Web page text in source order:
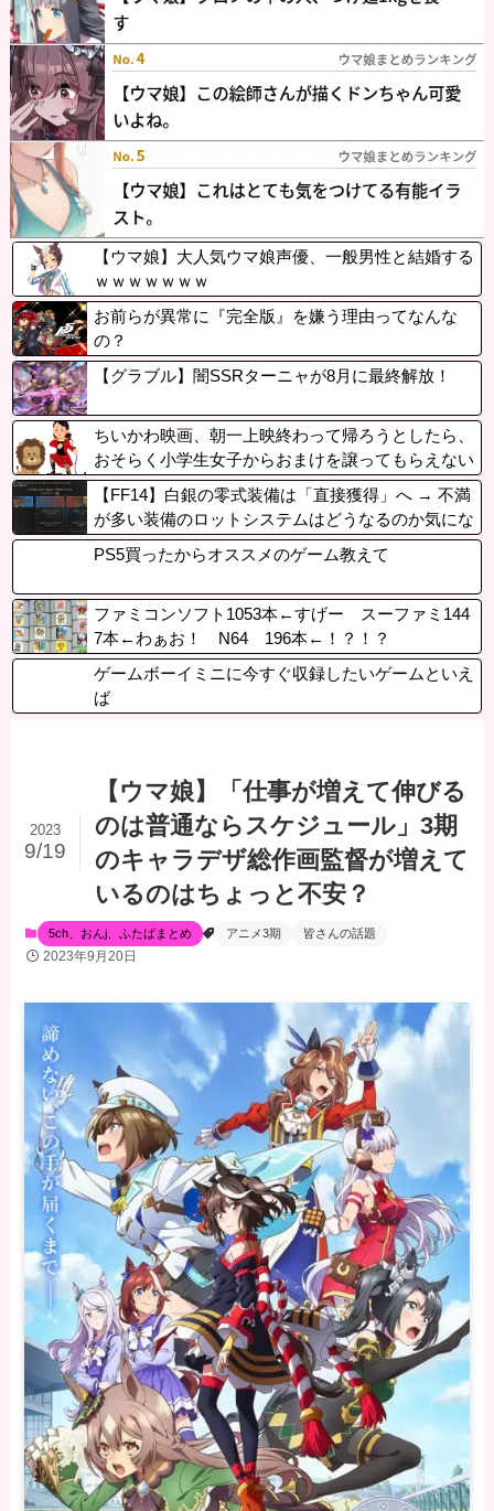
【ウマ娘】大人気ウマ娘声優、一般男性と結婚する
ｗｗｗｗｗｗｗ
お前らが異常に『完全版』を嫌う理由ってなんな
の？
【グラブル】闇SSRターニャが8月に最終解放！
ちいかわ映画、朝一上映終わって帰ろうとしたら、
おそらく小学生女子からおまけを譲ってもらえない
かと声かけされたので…
【FF14】白銀の零式装備は「直接獲得」へ → 不満
が多い装備のロットシステムはどうなるのか気にな
るレイド勢
PS5買ったからオススメのゲーム教えて
ファミコンソフト1053本←すげー スーファミ144
7本←わぁお！ N64 196本←！？！？
ゲームボーイミニに今すぐ収録したいゲームといえ
ば
【ウマ娘】「仕事が増えて伸びる
のは普通ならスケジュール」3期
のキャラデザ総作画監督が増えて
いるのはちょっと不安？
2023
9/19
5ch、おんj、ふたばまとめ アニメ3期 皆さんの話題
2023年9月20日